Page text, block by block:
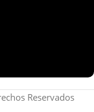
Reservados